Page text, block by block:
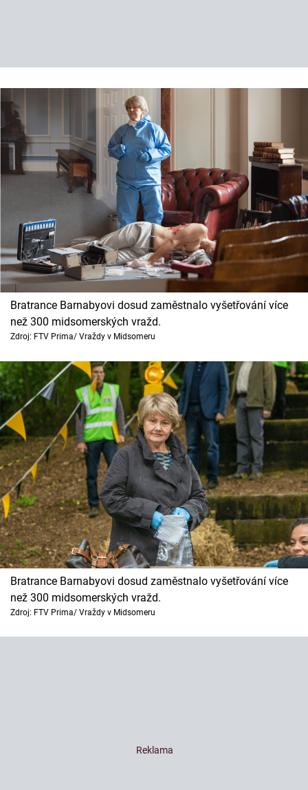
Bratrance Barnabyovi dosud zaměstnalo vyšetřování více
než 300 midsomerských vražd.
Zdroj: FTV Prima/ Vraždy v Midsomeru
Bratrance Barnabyovi dosud zaměstnalo vyšetřování více
než 300 midsomerských vražd.
Zdroj: FTV Prima/ Vraždy v Midsomeru